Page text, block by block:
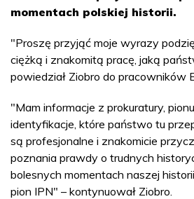
momentach polskiej historii.
"Proszę przyjąć moje wyrazy
ciężką i znakomitą pracę, jaką
powiedział Ziobro do pracowników
"Mam informacje z prokuratury,
identyfikacje, które państwo tu
są profesjonalne i znakomicie
poznania prawdy o trudnych
bolesnych momentach naszej
pion IPN" – kontynuował Ziobro.